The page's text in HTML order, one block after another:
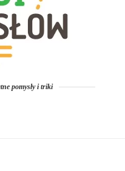
pomysły i triki